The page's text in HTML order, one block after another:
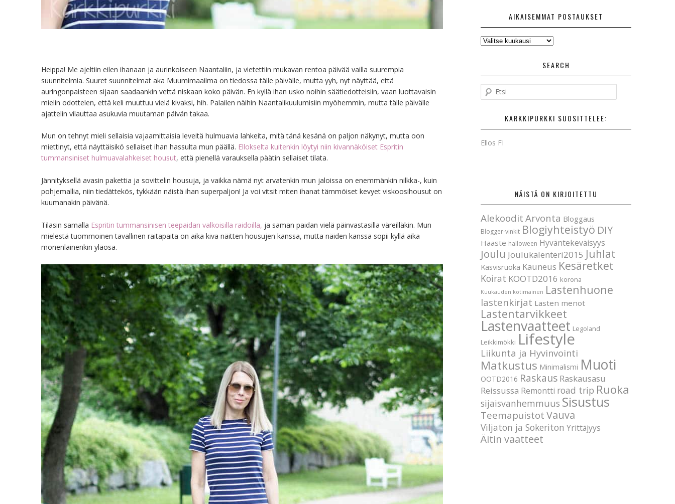
Heippa! Me ajeltiin eilen ihanaan ja aurinkoiseen Naantaliin, ja vietettiin mukavan rentoa päivää vailla suurempia
suunnitelmia. Suuret suunnitelmat aka Muumimaailma on tiedossa tälle päivälle, mutta yyh, nyt näyttää, että
auringonpaisteen sijaan saadaankin vettä niskaan koko päivän. En kyllä ihan usko noihin säätiedotteisiin, vaan luottavaisin
mielin odottelen, että keli muuttuu vielä kivaksi, hih. Palailen näihin Naantalikuulumisiin myöhemmin, mutta tälle päivälle
ajattelin vilauttaa asukuvia muutaman päivän takaa.
Mun on tehnyt mieli sellaisia vajaamittaisia leveitä hulmuavia lahkeita, mitä tänä kesänä on paljon näkynyt, mutta oon
miettinyt, että näyttäisikö sellaiset ihan hassulta mun päällä. Ellokselta kuitenkin löytyi niin kivannäköiset Espritin
tummansiniset hulmuavalahkeiset housut, että pienellä varauksella päätin sellaiset tilata.
Jännityksellä avasin pakettia ja sovittelin housuja, ja vaikka nämä nyt arvatenkin mun jaloissa on enemmänkin nilkka-, kuin
pohjemallia, niin tiedättekös, tykkään näistä ihan superpaljon! Ja voi vitsit miten ihanat tämmöiset kevyet viskoosihousut on
kuumanakin päivänä.
Tilasin samalla Espritin tummansinisen teepaidan valkoisilla raidoilla, ja saman paidan vielä päinvastasilla väreilläkin. Mun
mielestä tuommoinen tavallinen raitapaita on aika kiva näitten housujen kanssa, mutta näiden kanssa sopii kyllä aika
monenlainenkin yläosa.
AIKAISEMMAT POSTAUKSET
AIKAISEMMAT
SEARCH
t
KARKKIPURKKI SUOSITTELEE:
Ellos FI
NÄISTÄ ON KIRJOITETTU
Alekoodit Arvonta Bloggaus
Blogger-vinkit Blogiyhteistyö DIY
Haaste halloween Hyväntekeväisyys
Joulu Joulukalenteri2015 Juhlat
Kasvisruoka Kauneus Kesäretket
Koirat KOOTD2016 korona
Kuukauden kotimainen Lastenhuone
lastenkirjat Lasten menot
Lastentarvikkeet
Lastenvaatteet Legoland
Leikkimökki Lifestyle
Liikunta ja Hyvinvointi
Matkustus Minimalismi Muoti
OOTD2016 Raskaus Raskausasu
Reissussa Remontti road trip Ruoka
sijaisvanhemmuus Sisustus
Teemapuistot Vauva
Viljaton ja Sokeriton Yrittäjyys
Äitin vaatteet